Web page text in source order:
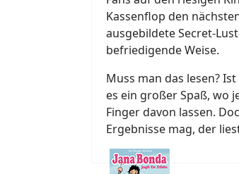
Kassenflop den
ausgebildete Secret-
befriedigende Weise.
Muss man das lesen?
es ein großer Spaß, wo
Finger davon lassen.
Ergebnisse mag, der